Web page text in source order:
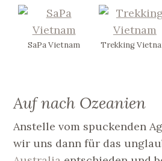
SaPa Vietnam Trekking
Auf nach Ozeanien
Anstelle vom spuckenden
wir uns dann für das